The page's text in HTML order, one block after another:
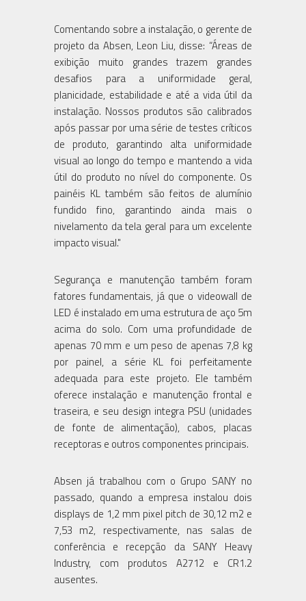
Comentando sobre a instalação, o gerente de
projeto da Absen, Leon Liu, disse: “Áreas de
exibição muito grandes trazem grandes
desafios para a uniformidade geral,
planicidade, estabilidade e até a vida útil da
instalação. Nossos produtos são calibrados
após passar por uma série de testes críticos
de produto, garantindo alta uniformidade
visual ao longo do tempo e mantendo a vida
útil do produto no nível do componente. Os
painéis KL também são feitos de alumínio
fundido fino, garantindo ainda mais o
nivelamento da tela geral para um excelente
impacto visual."
Segurança e manutenção também foram
fatores fundamentais, já que o videowall de
LED é instalado em uma estrutura de aço 5m
acima do solo. Com uma profundidade de
apenas 70 mm e um peso de apenas 7,8 kg
por painel, a série KL foi perfeitamente
adequada para este projeto. Ele também
oferece instalação e manutenção frontal e
traseira, e seu design integra PSU (unidades
de fonte de alimentação), cabos, placas
receptoras e outros componentes principais.
Absen já trabalhou com o Grupo SANY no
passado, quando a empresa instalou dois
displays de 1,2 mm pixel pitch de 30,12 m2 e
7,53 m2, respectivamente, nas salas de
conferência e recepção da SANY Heavy
Industry, com produtos A2712 e CR1.2
ausentes.